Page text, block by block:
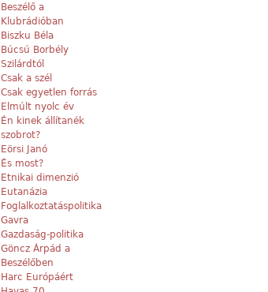
Beszélő a
Klubrádióban
Biszku Béla
Búcsú Borbély
Szilárdtól
Csak a szél
Csak egyetlen forrás
Elmúlt nyolc év
Én kinek állítanék
szobrot?
Eörsi Janó
És most?
Etnikai dimenzió
Eutanázia
Foglalkoztatáspolitika
Gavra
Gazdaság-politika
Göncz Árpád a
Beszélőben
Harc Európáért